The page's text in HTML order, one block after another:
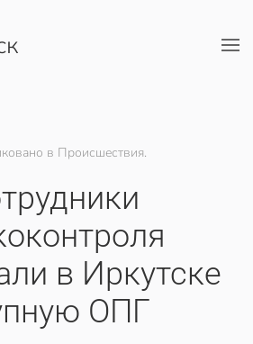
в Происшествия.
в Иркутске
ОПГ